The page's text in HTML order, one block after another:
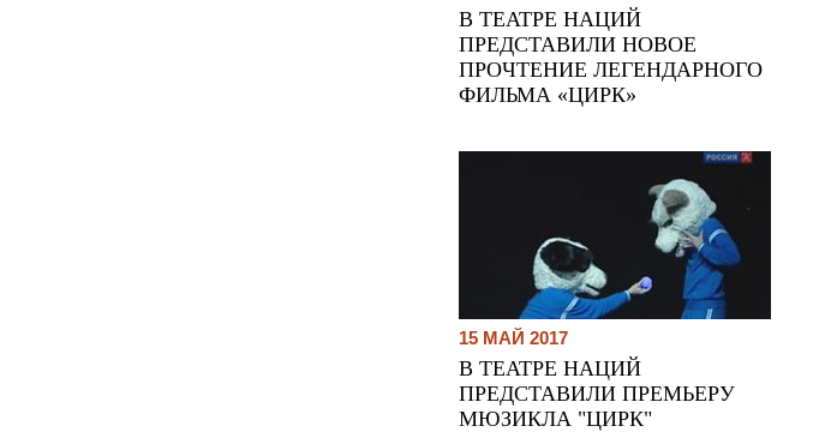
В ТЕАТРЕ НАЦИЙ
ПРЕДСТАВИЛИ НОВОЕ
ПРОЧТЕНИЕ ЛЕГЕНДАРНОГО
ФИЛЬМА «ЦИРК»
15 МАЙ 2017
В ТЕАТРЕ НАЦИЙ
ПРЕДСТАВИЛИ ПРЕМЬЕРУ
МЮЗИКЛА "ЦИРК"